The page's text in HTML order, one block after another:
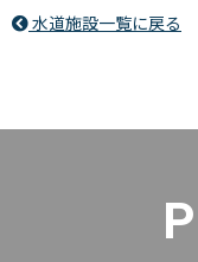
水道施設一覧に戻る